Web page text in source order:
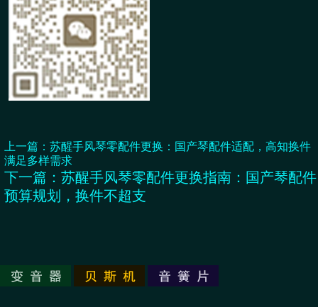
上一篇： 苏醒手风琴零配件更换：国产琴配件适配，高知换件
满足多样需求
下一篇： 苏醒手风琴零配件更换指南：国产琴配件
预算规划，换件不超支